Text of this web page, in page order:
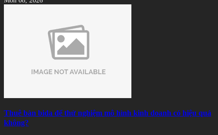
Thuê bàn bida để thử nghiệm mô hình kinh doanh có hiệu quả
không?